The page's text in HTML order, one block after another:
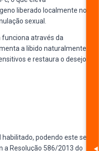
liberado localmente no
sexual.
através da
a libido naturalmente
e restaura o desejo
podendo este ser
a Resolução 586/2013 do